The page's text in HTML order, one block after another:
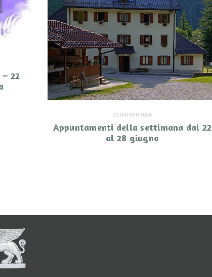
22
23 GIUGNO 2026
Appuntamenti della settimana dal 22
al 28 giugno